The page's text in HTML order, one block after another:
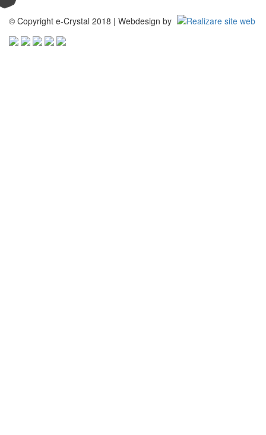
© Copyright e-Crystal 2018 | Webdesign by